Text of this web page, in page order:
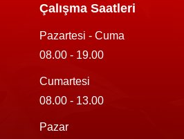
Çalışma Saatleri
Pazartesi - Cuma
08.00 - 19.00
Cumartesi
08.00 - 13.00
Pazar